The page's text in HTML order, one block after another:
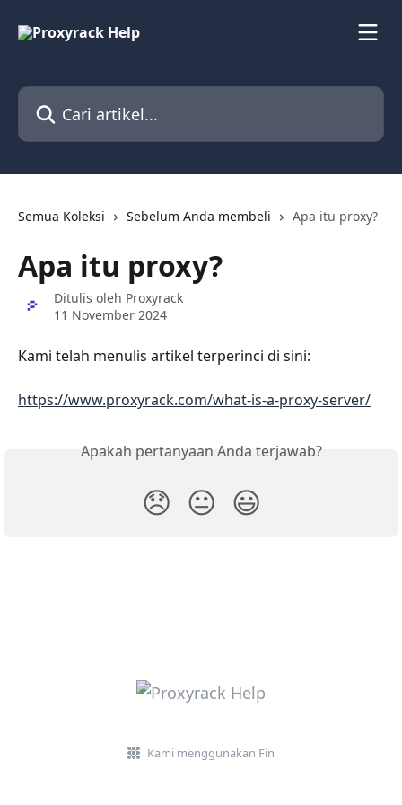
Cari artikel...
Semua Koleksi Sebelum Anda membeli Apa itu proxy?
Apa itu proxy?
Ditulis oleh Proxyrack
11 November 2024
Kami telah menulis artikel terperinci di sini:
https://www.proxyrack.com/what-is-a-proxy-server/
Apakah pertanyaan Anda terjawab?
😞 😐 😃
Kami menggunakan Fin